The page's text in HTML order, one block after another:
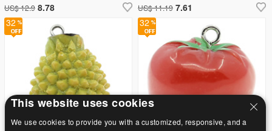
US$ 12.9 8.78 US$ 11.19 7.61
32
32
This website uses cookies
We use cookies to provide you with a customized, responsive, and a